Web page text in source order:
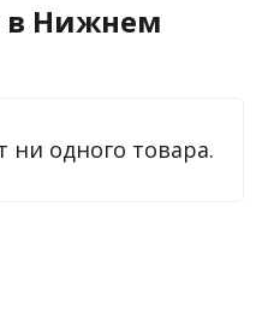
в Нижнем
ни одного товара.